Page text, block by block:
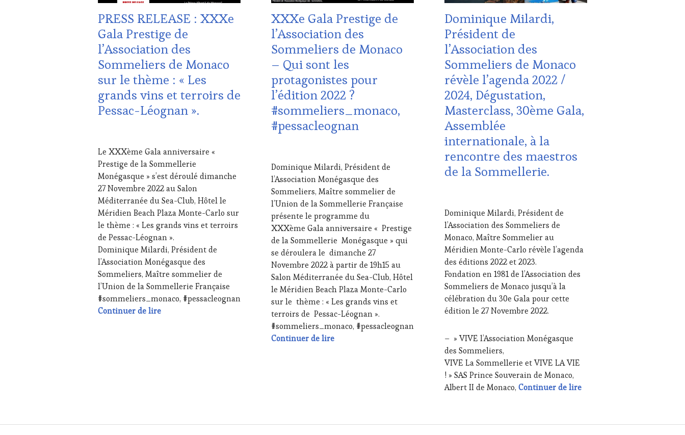
VOUCHER,
DOMAINE
VITICOLE,
ADHÉRENT,
VIN
TOURISME ,
GUEST,
INVITATIONS
&
DÉGUSTATIONS,
WINE
TASTING,
ÉCRITE,
TV,
WEB,
OENOTOURISME,
PARTENAIRES
VIN
TOURISME
PRODUCTEURS
TERROIR,
RESTAURATEUR,
CHEF,
CUISINIER,
ŒNOLOGUE,
SOMMELIER ,
SALONS
INTERNATIONAUX,
PRESS RELEASE : XXXe
Gala Prestige de
l’Association des
Sommeliers de Monaco
sur le thème : « Les
grands vins et terroirs de
Pessac-Léognan ».
2022
Le XXXème Gala anniversaire «
Prestige de la Sommellerie
Monégasque » s’est déroulé dimanche
27 Novembre 2022 au Salon
Méditerranée du Sea-Club, Hôtel le
Méridien Beach Plaza Monte-Carlo sur
le thème : « Les grands vins et terroirs
de Pessac-Léognan ».
Dominique Milardi, Président de
l’Association Monégasque des
Sommeliers, Maître sommelier de
l’Union de la Sommellerie Française
#sommeliers_monaco, #pessacleognan
Continuer de lirePRESS RELEASE : XXXe Gala Prestige de l’Association des Sommeliers de Monaco sur le thème : « Les grands vins et terroirs de Pessac-Léognan
TOURISME,
EDITION
LES
CLÉS
DU
VIN
ET
DE
LA
HAUTE
GASTRONOMIE
FRANÇAISE,
GUEST,
WINE
TASTING,
MÉDIAS,
PRESSE
ÉCRITE,
RADIO,
TV,
WEB,
OENOTOURISME,
PARTENAIRES
VIN
TOURISME,
PRODUCTEURS
TERROIR,
RESTAURATEUR,
CHEF,
CUISINIER,
ŒNOLOGUE,
WINE
XXXe Gala Prestige de
l’Association des
Sommeliers de Monaco
– Qui sont les
protagonistes pour
l’édition 2022 ?
#sommeliers_monaco,
#pessacleognan
2022
Dominique Milardi, Président de
l’Association Monégasque des
Sommeliers, Maître sommelier de
l’Union de la Sommellerie Française
présente le programme du
XXXème Gala anniversaire « Prestige
de la Sommellerie Monégasque » qui
se déroulera le dimanche 27
Novembre 2022 à partir de 19h15 au
Salon Méditerranée du Sea-Club, Hôtel
le Méridien Beach Plaza Monte-Carlo
sur le thème : « Les grands vins et
terroirs de Pessac-Léognan ».
#sommeliers_monaco, #pessacleognan
Continuer de lireXXXe Gala Prestige de l’Association des Sommeliers de Monaco – Qui sont les protagonistes
ADHÉRENT,
VIN
TOURISME,
EDITION
LES
CLÉS
DU
VIN
ET
DE
LA
HAUTE
GASTRONOMIE
FRANÇAISE ,
FAMOUS
HOST,
GUEST
INVITATIONS
WINE
TASTING
MASTERCLASS
MÉDIAS,
PRESSE
ÉCRITE,
RADIO,
WEB,
OENOTOURISME
PARTENAIRES
PRODUCTEURS
TERROIR,
RESTAURATEUR,
CHEF,
CUISINIER,
ŒNOLOGUE,
INTERNATIONAUX,
Dominique Milardi,
Président de
l’Association des
Sommeliers de Monaco
révèle l’agenda 2022 /
2024, Dégustation,
Masterclass, 30ème Gala,
Assemblée
internationale, à la
rencontre des maestros
de la Sommellerie.
2022
Dominique Milardi, Président de
l’Association des Sommeliers de
Monaco, Maître Sommelier au
Méridien Monte-Carlo révèle l’agenda
des éditions 2022 et 2023.
Fondation en 1981 de l’Association des
Sommeliers de Monaco jusqu’à la
célébration du 30e Gala pour cette
édition le 27 Novembre 2022.
– » VIVE l’Association Monégasque
des Sommeliers,
VIVE La Sommellerie et VIVE LA VIE
! » SAS Prince Souverain de Monaco,
Albert II de Monaco, Continuer de lireDominique Milardi,